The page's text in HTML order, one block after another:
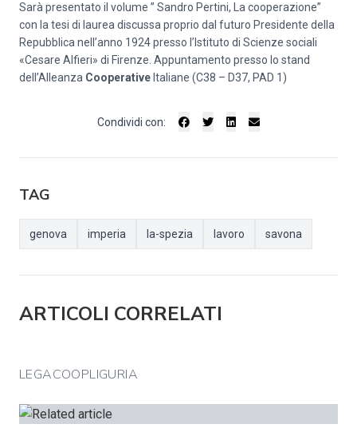
Sarà presentato il volume ” Sandro Pertini, La cooperazione”
con la tesi di laurea discussa proprio dal futuro Presidente della
Repubblica nell’anno 1924 presso l’Istituto di Scienze sociali
«Cesare Alfieri» di Firenze. Appuntamento presso lo stand
dell’Alleanza Cooperative Italiane (C38 – D37, PAD 1)
Condividi con:
TAG
genova imperia la-spezia lavoro savona
ARTICOLI CORRELATI
LEGACOOPLIGURIA